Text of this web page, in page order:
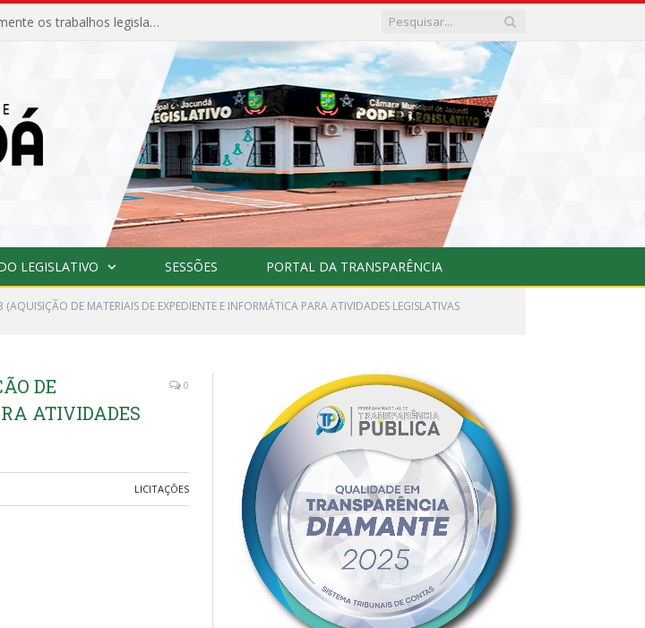
Câmara Municipal de Jacundá abre oficialmente os trabalhos legislativos de 2026
LEGISLATIVO SESSÕES PORTAL DA TRANSPARÊNCIA
DE MATERIAIS DE EXPEDIENTE E INFORMÁTICA PARA ATIVIDADES LEGISLATIVAS
DE
ATIVIDADES
0
LICITAÇÕES